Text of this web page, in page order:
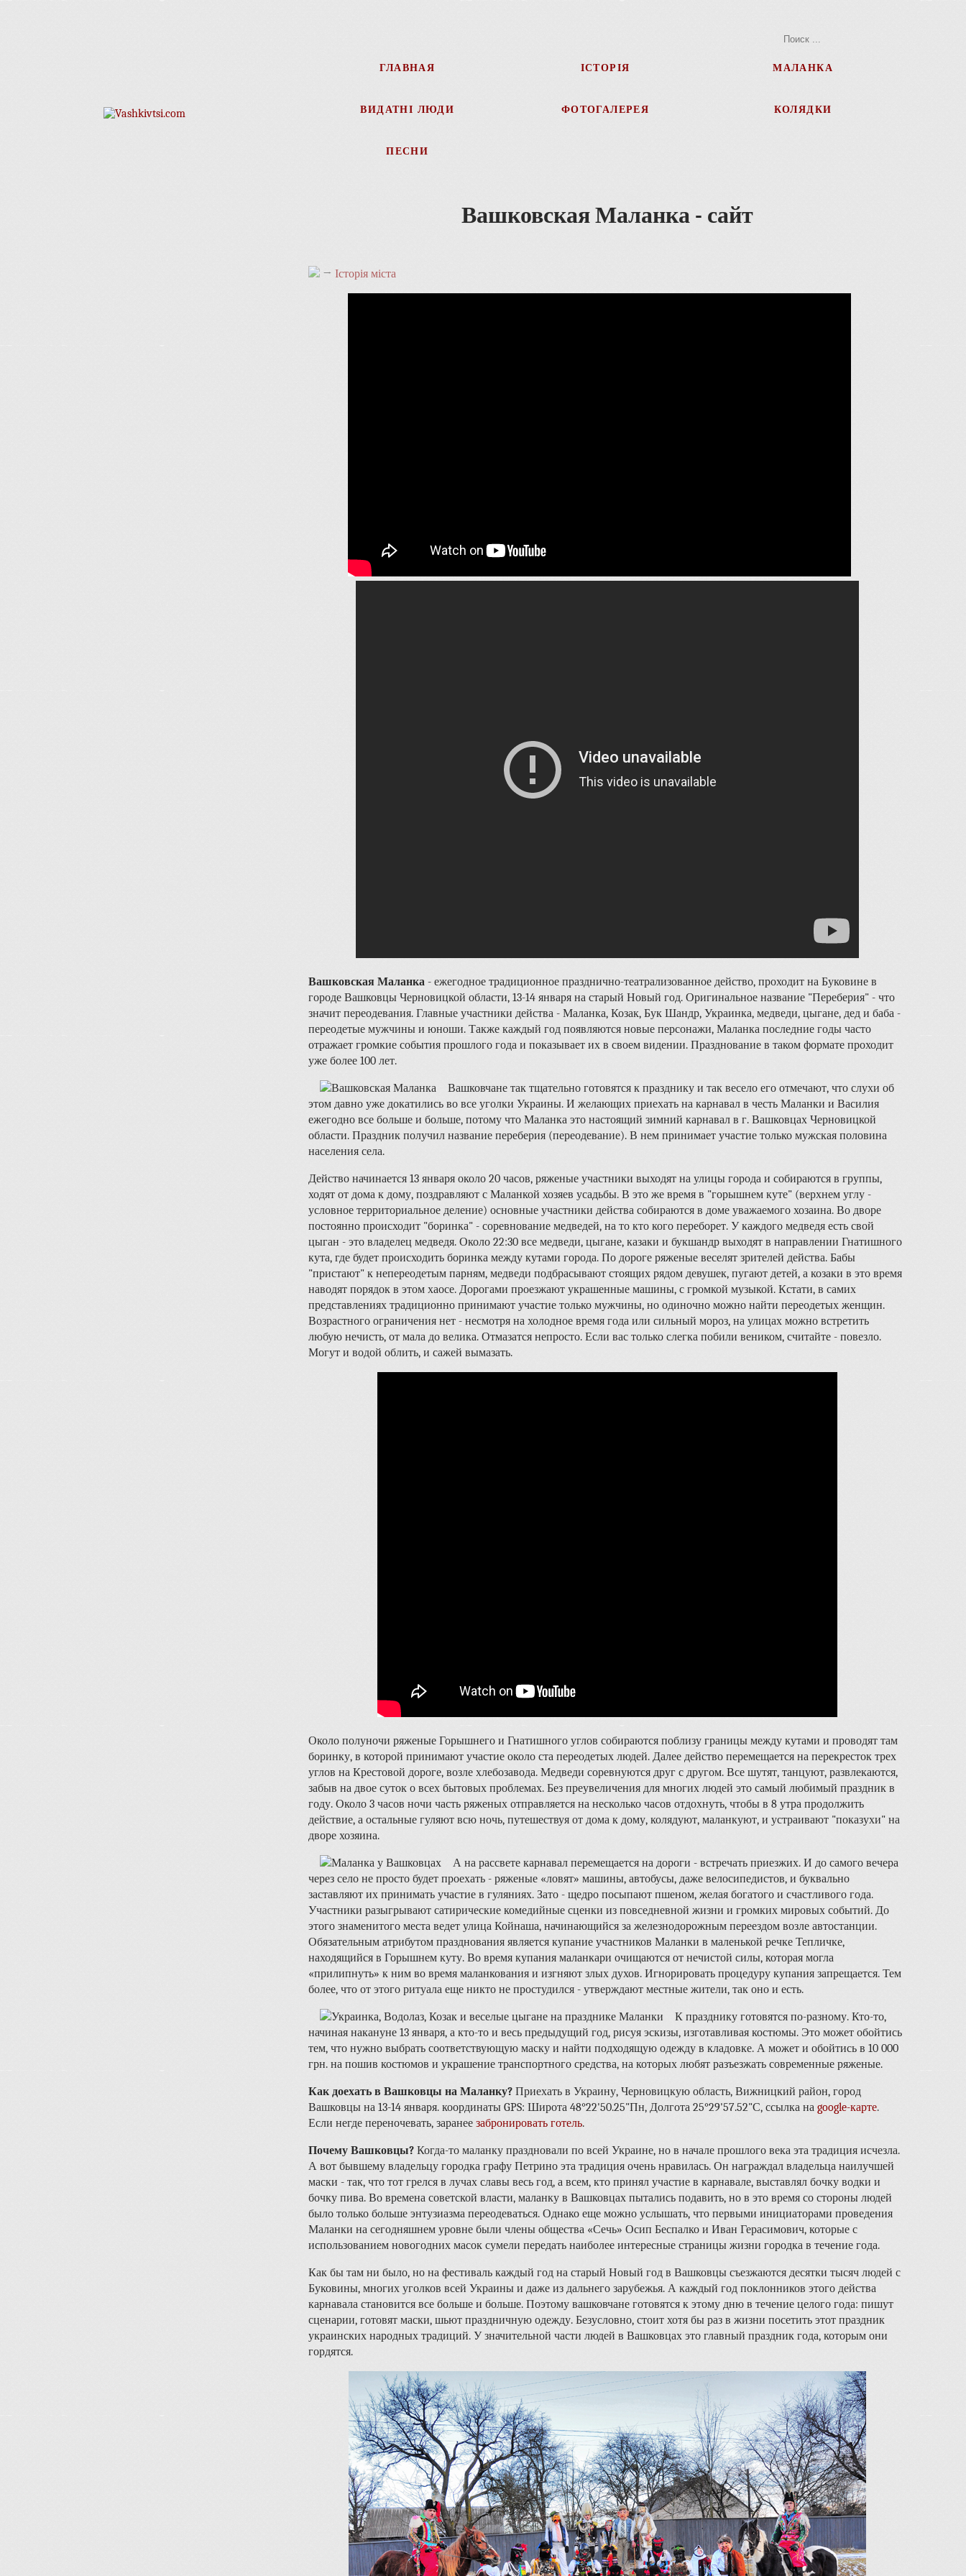
ГЛАВНАЯ ІСТОРІЯ МАЛАНКА
ВИДАТНІ ЛЮДИ ФОТОГАЛЕРЕЯ КОЛЯДКИ
ПЕСНИ
Вашковская Маланка - сайт
→Історія міста
Вашковская Маланка - ежегодное традиционное празднично-театрализованное действо, проходит на Буковине в
городе Вашковцы Черновицкой области, 13-14 января на старый Новый год. Оригинальное название "Переберия" - что
значит переодевания. Главные участники действа - Маланка, Козак, Бук Шандр, Украинка, медведи, цыгане, дед и баба -
переодетые мужчины и юноши. Также каждый год появляются новые персонажи, Маланка последние годы часто
отражает громкие события прошлого года и показывает их в своем видении. Празднование в таком формате проходит
уже более 100 лет.
Вашковчане так тщательно готовятся к празднику и так весело его отмечают, что слухи об
этом давно уже докатились во все уголки Украины. И желающих приехать на карнавал в честь Маланки и Василия
ежегодно все больше и больше, потому что Маланка это настоящий зимний карнавал в г. Вашковцах Черновицкой
области. Праздник получил название переберия (переодевание). В нем принимает участие только мужская половина
населения села.
Действо начинается 13 января около 20 часов, ряженые участники выходят на улицы города и собираются в группы,
ходят от дома к дому, поздравляют с Маланкой хозяев усадьбы. В это же время в "горышнем куте" (верхнем углу -
условное территориальное деление) основные участники действа собираются в доме уважаемого хозаина. Во дворе
постоянно происходит "боринка" - соревнование медведей, на то кто кого переборет. У каждого медведя есть свой
цыган - это владелец медведя. Около 22:30 все медведи, цыгане, казаки и букшандр выходят в направлении Гнатишного
кута, где будет происходить боринка между кутами города. По дороге ряженые веселят зрителей действа. Бабы
"пристают" к непереодетым парням, медведи подбрасывают стоящих рядом девушек, пугают детей, а козаки в это время
наводят порядок в этом хаосе. Дорогами проезжают украшенные машины, с громкой музыкой. Кстати, в самих
представлениях традиционно принимают участие только мужчины, но одиночно можно найти переодетых женщин.
Возрастного ограничения нет - несмотря на холодное время года или сильный мороз, на улицах можно встретить
любую нечисть, от мала до велика. Отмазатся непросто. Если вас только слегка побили веником, считайте - повезло.
Могут и водой облить, и сажей вымазать.
Около полуночи ряженые Горышнего и Гнатишного углов собираются поблизу границы между кутами и проводят там
боринку, в которой принимают участие около ста переодетых людей. Далее действо перемещается на перекресток трех
углов на Крестовой дороге, возле хлебозавода. Медведи соревнуются друг с другом. Все шутят, танцуют, развлекаются,
забыв на двое суток о всех бытовых проблемах. Без преувеличения для многих людей это самый любимый праздник в
году. Около 3 часов ночи часть ряженых отправляется на несколько часов отдохнуть, чтобы в 8 утра продолжить
действие, а остальные гуляют всю ночь, путешествуя от дома к дому, колядуют, маланкуют, и устраивают "показухи" на
дворе хозяина.
А на рассвете карнавал перемещается на дороги - встречать приезжих. И до самого вечера
через село не просто будет проехать - ряженые «ловят» машины, автобусы, даже велосипедистов, и буквально
заставляют их принимать участие в гуляниях. Зато - щедро посыпают пшеном, желая богатого и счастливого года.
Участники разыгрывают сатирические комедийные сценки из повседневной жизни и громких мировых событий. До
этого знаменитого места ведет улица Койнаша, начинающийся за железнодорожным переездом возле автостанции.
Обязательным атрибутом празднования является купание участников Маланки в маленькой речке Тепличке,
находящийся в Горышнем куту. Во время купания маланкари очищаются от нечистой силы, которая могла
«прилипнуть» к ним во время маланкования и изгняют злых духов. Игнорировать процедуру купания запрещается. Тем
более, что от этого ритуала еще никто не простудился - утверждают местные жители, так оно и есть.
К празднику готовятся по-разному. Кто-то,
начиная накануне 13 января, а кто-то и весь предыдущий год, рисуя эскизы, изготавливая костюмы. Это может обойтись
тем, что нужно выбрать соответствующую маску и найти подходящую одежду в кладовке. А может и обойтись в 10 000
грн. на пошив костюмов и украшение транспортного средства, на которых любят разъезжать современные ряженые.
Как доехать в Вашковцы на Маланку? Приехать в Украину, Черновицкую область, Вижницкий район, город
Вашковцы на 13-14 января. координаты GPS: Широта 48°22'50.25"Пн, Долгота 25°29'57.52"С, ссылка наgoogle-карте.
Если негде переночевать, заранеезабронировать готель.
Почему Вашковцы? Когда-то маланку праздновали по всей Украине, но в начале прошлого века эта традиция исчезла.
А вот бывшему владельцу городка графу Петрино эта традиция очень нравилась. Он награждал владельца наилучшей
маски - так, что тот грелся в лучах славы весь год, а всем, кто принял участие в карнавале, выставлял бочку водки и
бочку пива. Во времена советской власти, маланку в Вашковцах пытались подавить, но в это время со стороны людей
было только больше энтузиазма переодеваться. Однако еще можно услышать, что первыми инициаторами проведения
Маланки на сегодняшнем уровне были члены общества «Сечь» Осип Беспалко и Иван Герасимович, которые с
использованием новогодних масок сумели передать наиболее интересные страницы жизни городка в течение года.
Как бы там ни было, но на фестиваль каждый год на старый Новый год в Вашковцы съезжаются десятки тысяч людей с
Буковины, многих уголков всей Украины и даже из дальнего зарубежья. А каждый год поклонников этого действа
карнавала становится все больше и больше. Поэтому вашковчане готовятся к этому дню в течение целого года: пишут
сценарии, готовят маски, шьют праздничную одежду. Безусловно, стоит хотя бы раз в жизни посетить этот праздник
украинских народных традиций. У значительной части людей в Вашковцах это главный праздник года, которым они
гордятся.